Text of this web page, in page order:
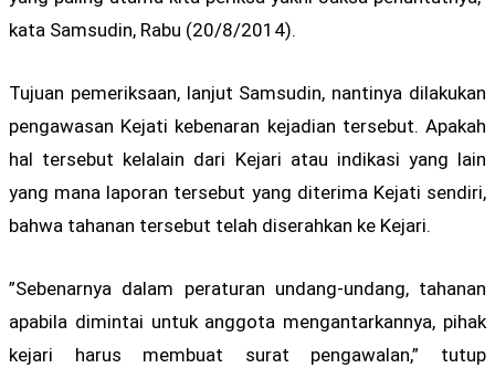
kata Samsudin, Rabu (20/8/2014).
Tujuan pemeriksaan, lanjut Samsudin, nantinya dilakukan
pengawasan Kejati kebenaran kejadian tersebut. Apakah
hal tersebut kelalain dari Kejari atau indikasi yang lain
yang mana laporan tersebut yang diterima Kejati sendiri,
bahwa tahanan tersebut telah diserahkan ke Kejari.
”Sebenarnya dalam peraturan undang-undang, tahanan
apabila dimintai untuk anggota mengantarkannya, pihak
kejari harus membuat surat pengawalan,” tutup